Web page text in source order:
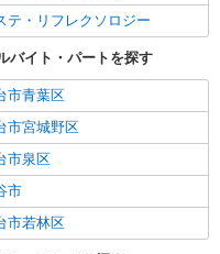
テ・リフレクソロジー
バイト・パートを探す
市青葉区
市宮城野区
市泉区
市
市若林区